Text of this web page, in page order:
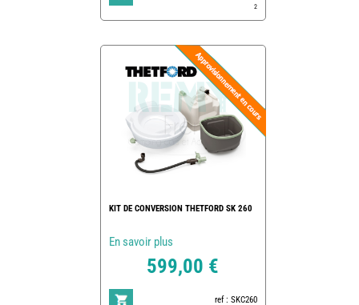
2
KIT DE CONVERSION THETFORD SK 260
En savoir plus
599,00 €
ref : SKC260